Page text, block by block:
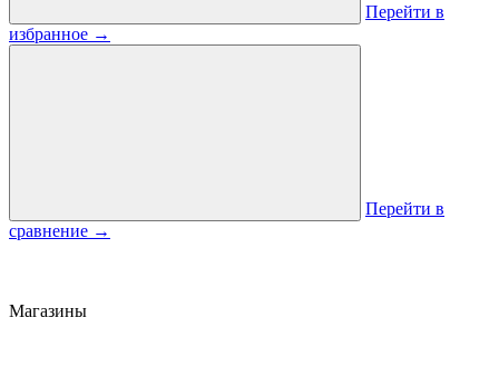
Перейти в
избранное →
Перейти в
сравнение →
Магазины